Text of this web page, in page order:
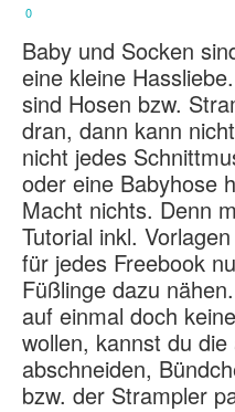
0
Baby und Socken
eine kleine
sind Hosen bzw.
dran, dann kann
nicht jedes
oder eine Babyhose
Macht nichts. Denn
Tutorial inkl.
für jedes Freebook
Füßlinge dazu
auf einmal doch
wollen, kannst du
abschneiden,
bzw. der Strampler